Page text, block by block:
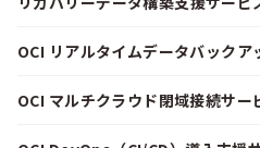
OCI リアルタイムデータバックア
OCI マルチクラウド閉域接続サー